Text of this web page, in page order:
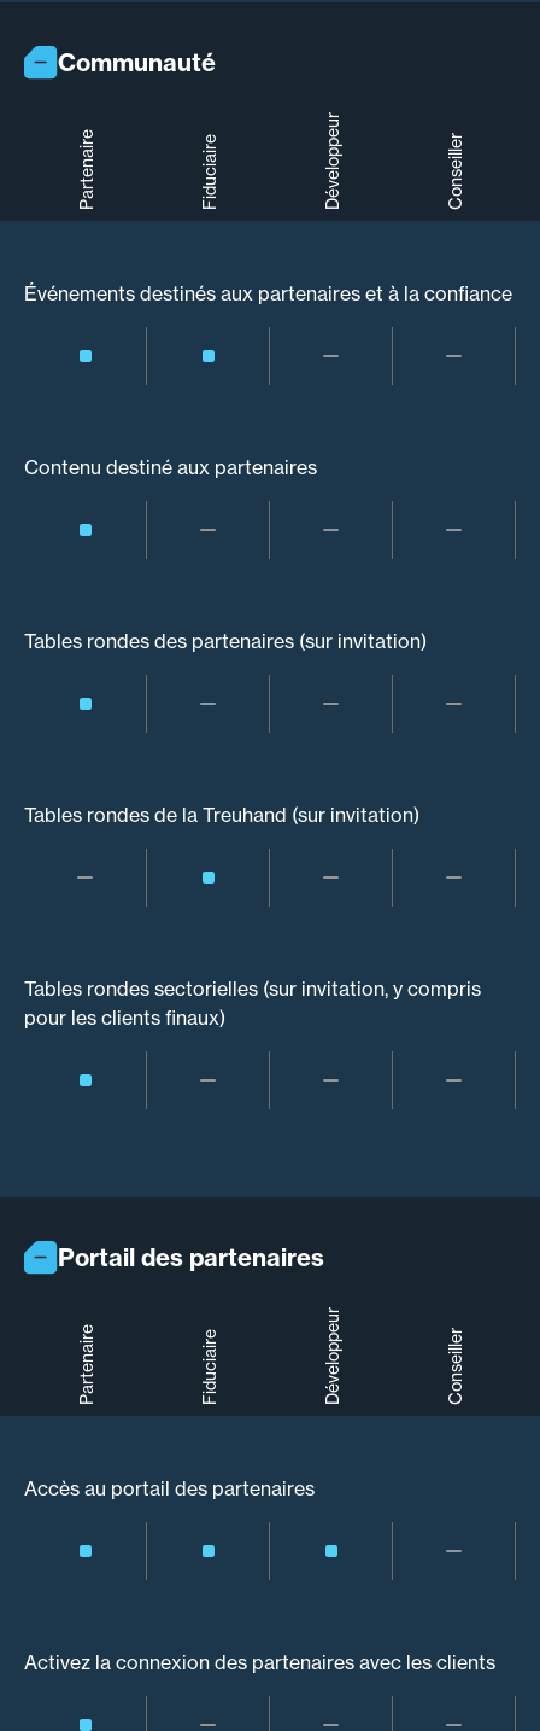
Communauté
Partenaire Fiduciaire Développeur Conseiller
Événements destinés aux partenaires et à la confiance
Contenu destiné aux partenaires
Tables rondes des partenaires (sur invitation)
Tables rondes de la Treuhand (sur invitation)
Tables rondes sectorielles (sur invitation, y compris
pour les clients finaux)
Portail des partenaires
Partenaire Fiduciaire Développeur Conseiller
Accès au portail des partenaires
Activez la connexion des partenaires avec les clients